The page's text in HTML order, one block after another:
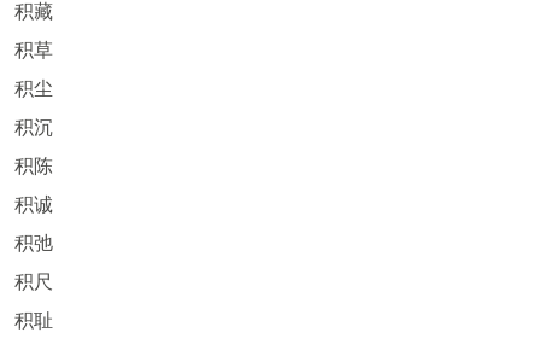
积藏
积草
积尘
积沉
积陈
积诚
积弛
积尺
积耻